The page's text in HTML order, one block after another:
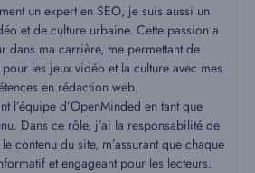
un expert en SEO, je suis aussi un
et de culture urbaine. Cette passion a
dans ma carrière, me permettant de
les jeux vidéo et la culture avec mes
en rédaction web.
l’équipe d’OpenMinded en tant que
Dans ce rôle, j’ai la responsabilité de
contenu du site, m’assurant que chaque
et engageant pour les lecteurs.